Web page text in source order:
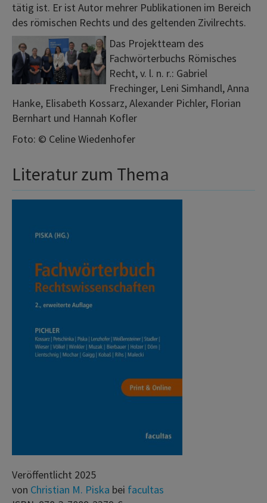
tätig ist. Er ist Autor mehrer Publikationen im Bereich
des römischen Rechts und des geltenden Zivilrechts.
Das Projektteam des
Fachwörterbuchs Römisches
Recht, v. l. n. r.: Gabriel
Frechinger, Leni Simhandl, Anna
Hanke, Elisabeth Kossarz, Alexander Pichler, Florian
Bernhart und Hannah Kofler
Foto: © Celine Wiedenhofer
Literatur zum Thema
Veröffentlicht 2025
von Christian M. Piska bei facultas